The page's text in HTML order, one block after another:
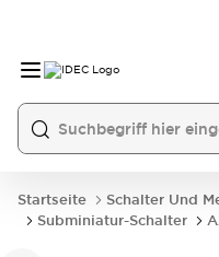
Startseite Schalter Und
Subminiatur-Schalter